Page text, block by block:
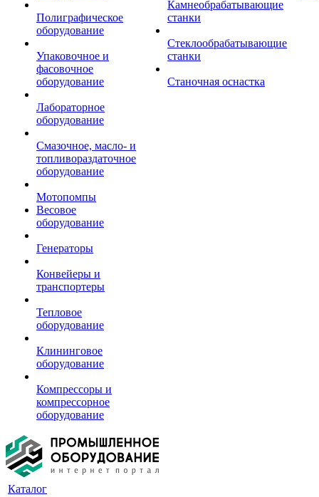
Полиграфическое
оборудование
Упаковочное и
фасовочное
оборудование
Лабораторное
оборудование
Смазочное, масло- и
топливораздаточное
оборудование
Мотопомпы
Весовое
оборудование
Генераторы
Конвейеры и
транспортеры
Тепловое
оборудование
Клининговое
оборудование
Компрессоры и
компрессорное
оборудование
Камнеобрабатывающие
станки
Стеклообрабатывающие
станки
Станочная оснастка
Каталог